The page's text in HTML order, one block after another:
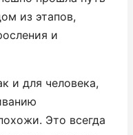
из этапов,
и
и для человека,
Это всегда